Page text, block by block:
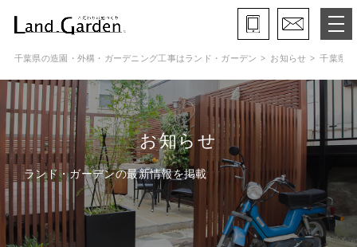
ランド・ガーデンとは
モデルガーデン
施工事例
保証と約束・ご理解いただきたい事
施工の流れ
千葉県の造園・外構・ガーデニング工事はランド・ガーデン お知らせ 千葉県
お知らせ
ランド・ガーデンの最新情報を掲載